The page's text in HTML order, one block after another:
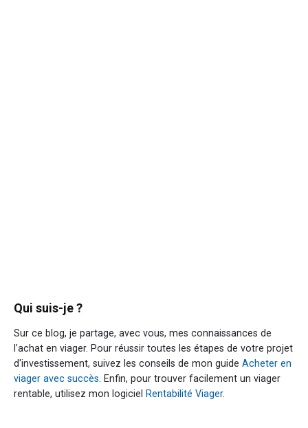
Qui suis-je ?
Sur ce blog, je partage, avec vous, mes connaissances de
l'achat en viager. Pour réussir toutes les étapes de votre projet
d'investissement, suivez les conseils de mon guide Acheter en
viager avec succès . Enfin, pour trouver facilement un viager
rentable, utilisez mon logiciel
Rentabilité Viager.